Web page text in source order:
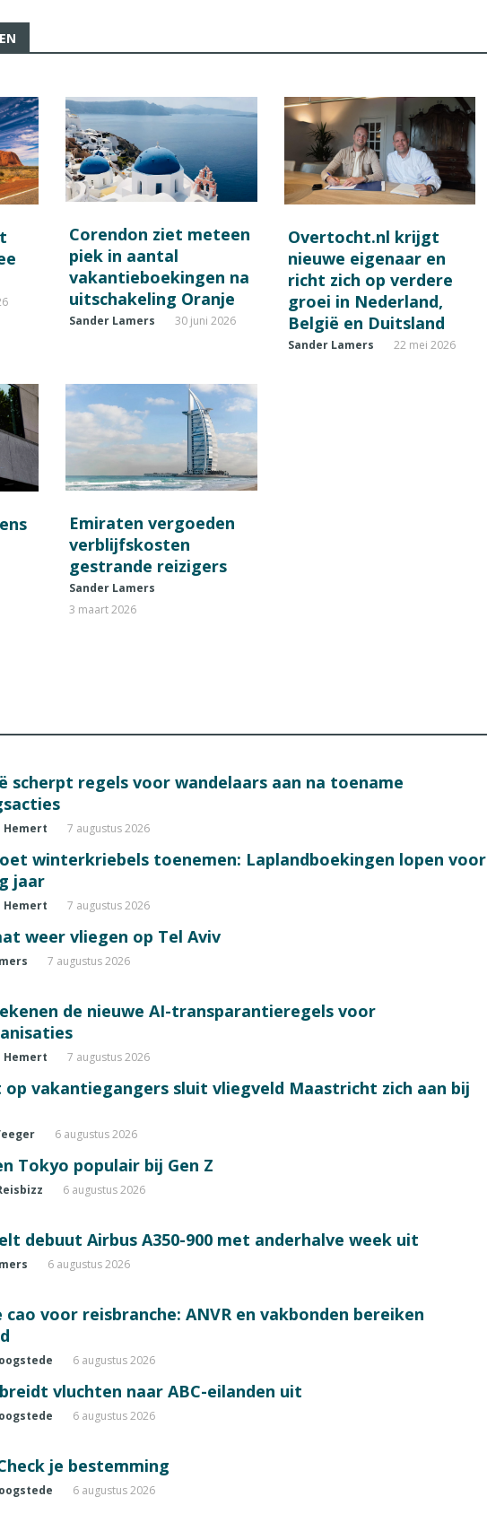
Corendon ziet meteen
piek in aantal
vakantieboekingen na
uitschakeling Oranje
Sander Lamers 30 juni 2026
Overtocht.nl krijgt
nieuwe eigenaar en
richt zich op verdere
groei in Nederland,
België en Duitsland
Sander Lamers 22 mei 2026
Emiraten vergoeden
verblijfskosten
gestrande reizigers
Sander Lamers
3 maart 2026
scherpt regels voor wandelaars aan na toename
Hemert 7 augustus 2026
winterkriebels toenemen: Laplandboekingen lopen voor
jaar
Hemert 7 augustus 2026
weer vliegen op Tel Aviv
7 augustus 2026
de nieuwe AI-transparantieregels voor
Hemert 7 augustus 2026
op vakantiegangers sluit vliegveld Maastricht zich aan bij
6 augustus 2026
Tokyo populair bij Gen Z
6 augustus 2026
debuut Airbus A350-900 met anderhalve week uit
6 augustus 2026
cao voor reisbranche: ANVR en vakbonden bereiken
6 augustus 2026
vluchten naar ABC-eilanden uit
6 augustus 2026
je bestemming
6 augustus 2026